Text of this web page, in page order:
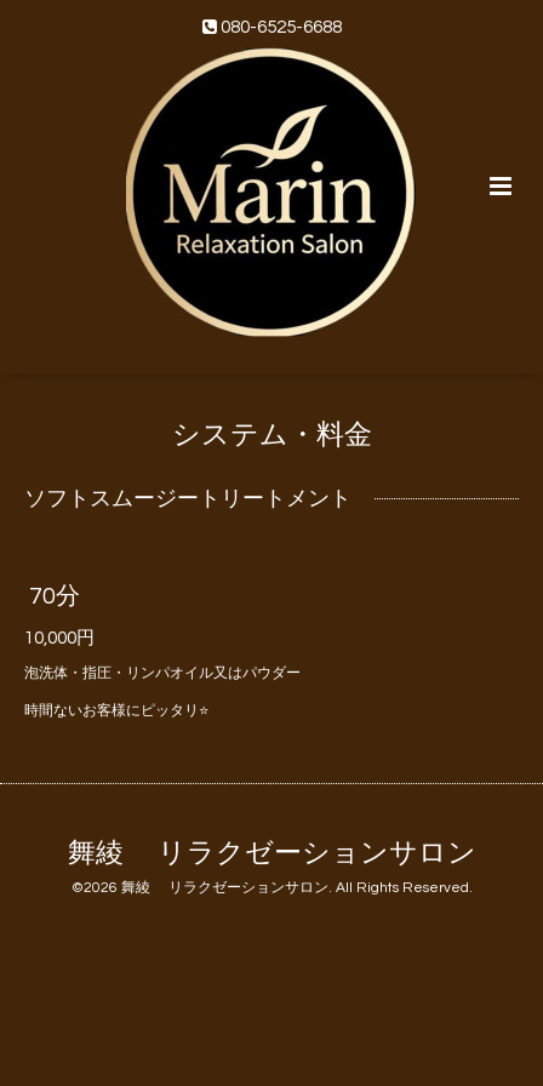
080-6525-6688
システム・料金
ソフトスムージートリートメント
70分
10,000円
泡洗体・指圧・リンパオイル又はパウダー
時間ないお客様にピッタリ⭐️
舞綾 リラクゼーションサロン
©2026 舞綾 リラクゼーションサロン. All Rights Reserved.